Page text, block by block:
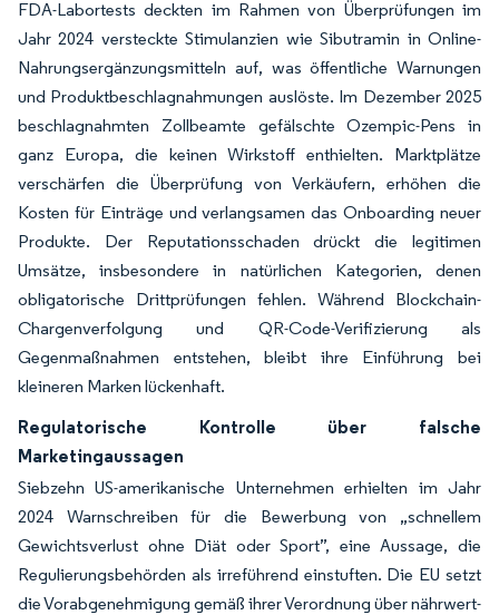
FDA-Labortests deckten im Rahmen von Überprüfungen im
Jahr 2024 versteckte Stimulanzien wie Sibutramin in Online-
Nahrungsergänzungsmitteln auf, was öffentliche Warnungen
und Produktbeschlagnahmungen auslöste. Im Dezember 2025
beschlagnahmten Zollbeamte gefälschte Ozempic-Pens in
ganz Europa, die keinen Wirkstoff enthielten. Marktplätze
verschärfen die Überprüfung von Verkäufern, erhöhen die
Kosten für Einträge und verlangsamen das Onboarding neuer
Produkte. Der Reputationsschaden drückt die legitimen
Umsätze, insbesondere in natürlichen Kategorien, denen
obligatorische Drittprüfungen fehlen. Während Blockchain-
Chargenverfolgung und QR-Code-Verifizierung als
Gegenmaßnahmen entstehen, bleibt ihre Einführung bei
kleineren Marken lückenhaft.
Regulatorische Kontrolle über falsche
Marketingaussagen
Siebzehn US-amerikanische Unternehmen erhielten im Jahr
2024 Warnschreiben für die Bewerbung von „schnellem
Gewichtsverlust ohne Diät oder Sport”, eine Aussage, die
Regulierungsbehörden als irreführend einstuften. Die EU setzt
die Vorabgenehmigung gemäß ihrer Verordnung über nährwert-